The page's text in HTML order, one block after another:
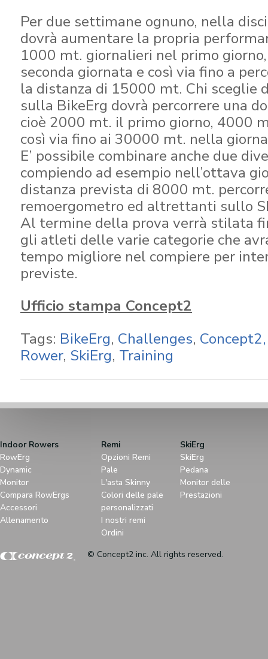
Per due settimane ognuno, nella
dovrà aumentare la propria
1000 mt. giornalieri nel primo
seconda giornata e così via fino a
la distanza di 15000 mt. Chi sceglie
sulla BikeErg dovrà percorrere una
cioè 2000 mt. il primo giorno, 4000
così via fino ai 30000 mt. nella
E’ possibile combinare anche due
compiendo ad esempio nell’ottava
distanza prevista di 8000 mt.
remoergometro ed altrettanti sullo
Al termine della prova verrà stilata
gli atleti delle varie categorie che
tempo migliore nel compiere per
previste.
Ufficio stampa Concept2
Tags: BikeErg, Challenges,
Rower, SkiErg, Training
Indoor Rowers
RowErg
Dynamic
Monitor
Compara RowErgs
Accessori
Allenamento
Remi
Opzioni Remi
Pale
L'asta Skinny
Colori delle pale
personalizzati
I nostri remi
Ordini
SkiErg
SkiErg
Pedana
Monitor delle
Prestazioni
© Concept2 inc. All rights reserved.